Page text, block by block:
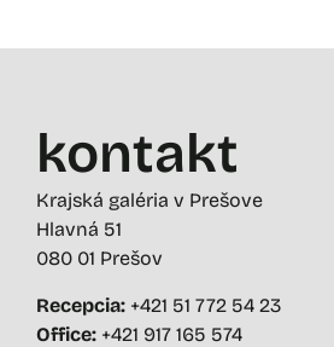
kontakt
Krajská galéria v Prešove
Hlavná 51
080 01 Prešov
Recepcia: +421 51 772 54 23
Office: +421 917 165 574